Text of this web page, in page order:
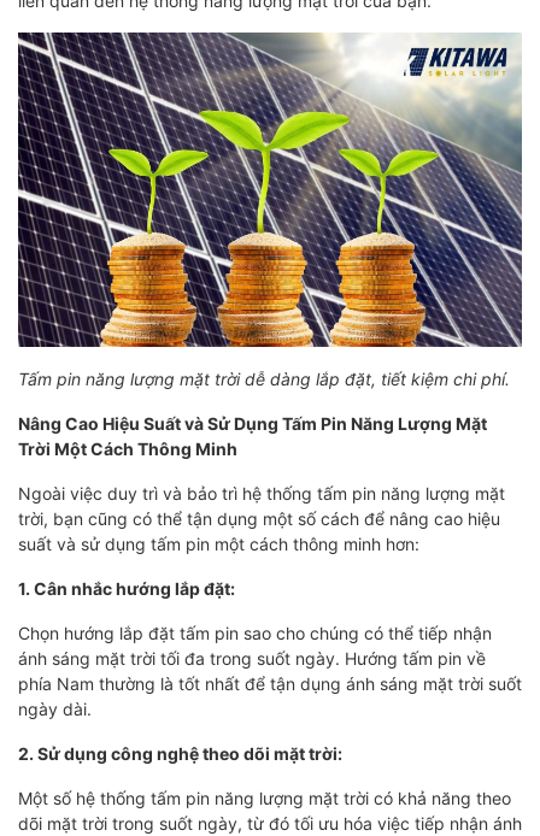
Tấm pin năng lượng mặt trời dễ dàng lắp đặt, tiết kiệm chi phí.
Nâng Cao Hiệu Suất và Sử Dụng Tấm Pin Năng Lượng Mặt
Trời Một Cách Thông Minh
Ngoài việc duy trì và bảo trì hệ thống tấm pin năng lượng mặt
trời, bạn cũng có thể tận dụng một số cách để nâng cao hiệu
suất và sử dụng tấm pin một cách thông minh hơn:
1. Cân nhắc hướng lắp đặt:
Chọn hướng lắp đặt tấm pin sao cho chúng có thể tiếp nhận
ánh sáng mặt trời tối đa trong suốt ngày. Hướng tấm pin về
phía Nam thường là tốt nhất để tận dụng ánh sáng mặt trời suốt
ngày dài.
2. Sử dụng công nghệ theo dõi mặt trời:
Một số hệ thống tấm pin năng lượng mặt trời có khả năng theo
dõi mặt trời trong suốt ngày, từ đó tối ưu hóa việc tiếp nhận ánh